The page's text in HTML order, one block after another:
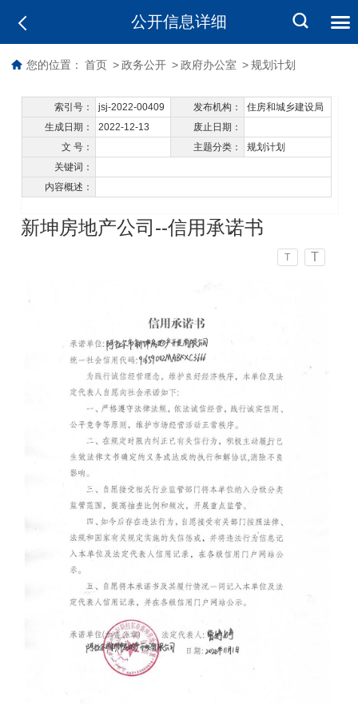
公开信息详细
您的位置： 首页 > 政务公开 > 政府办公室 > 规划计划
索引号： jsj-2022-00409 发布机构：
住房和城乡建设局
生成日期：
2022-12-13
废止日期：
文 号：
主题分类：
规划计划
关键词：
内容概述：
新坤房地产公司--信用承诺书
T T